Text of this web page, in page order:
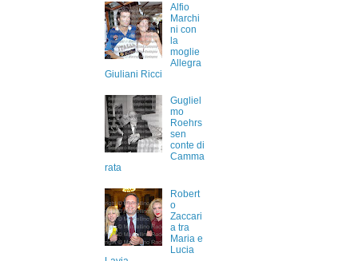
Alfio
Marchi
ni con
la
moglie
Allegra
Giuliani Ricci
Gugliel
mo
Roehrs
sen
conte di
Camma
rata
Robert
o
Zaccari
a tra
Maria e
Lucia